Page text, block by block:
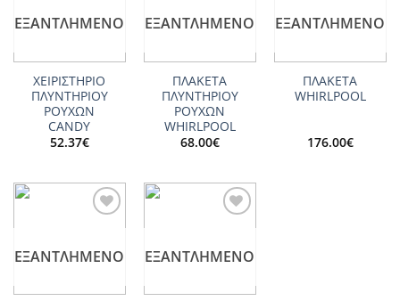
ΕΞΑΝΤΛΗΜΈΝΟ
ΧΕΙΡΙΣΤΗΡΙΟ
ΠΛΥΝΤΗΡΙΟΥ
ΡΟΥΧΩΝ
CANDY
52.37€
ΕΞΑΝΤΛΗΜΈΝΟ
ΠΛΑΚΕΤΑ
ΠΛΥΝΤΗΡΙΟΥ
ΡΟΥΧΩΝ
WHIRLPOOL
68.00€
ΕΞΑΝΤΛΗΜΈΝΟ
ΠΛΑΚΕΤΑ
WHIRLPOOL
176.00€
ΕΞΑΝΤΛΗΜΈΝΟ ΕΞΑΝΤΛΗΜΈΝΟ